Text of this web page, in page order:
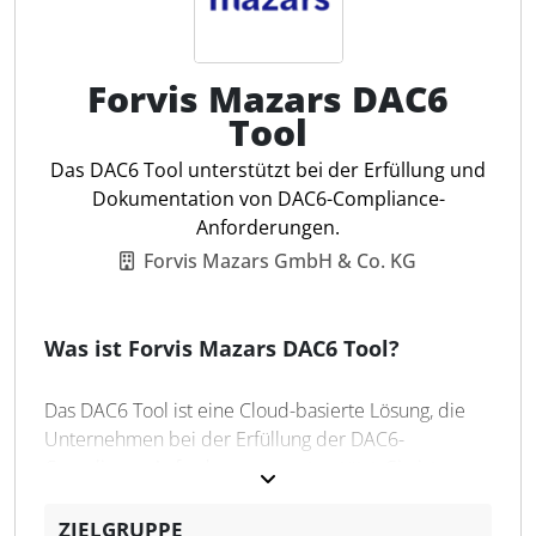
wirtschaftlichen Wert der Gestaltungen sowie zu den
meldepflichtigen Merkmalen erfasst. OmniSys Tax
DAC 6 unterstützt Steuerfachleute dabei,
meldepflichtige Sachverhalte zu identifizieren, zu
bewerten und die Einhaltung der DAC 6
Meldepflichten sicherzustellen, um hohe Bußgelder
zu vermeiden.
XML-Datei
Umfassende Compliance
Strukturierte Fragebögen
Forvis Mazars DAC6
Tool
Das DAC6 Tool unterstützt bei der Erfüllung und
Dokumentation von DAC6-Compliance-
Anforderungen.
Forvis Mazars GmbH & Co. KG
Was ist Forvis Mazars DAC6 Tool?
Das DAC6 Tool ist eine Cloud-basierte Lösung, die
Unternehmen bei der Erfüllung der DAC6-
Strukturen der Nutzer angepasst werden zu können.
ZIELGRUPPE